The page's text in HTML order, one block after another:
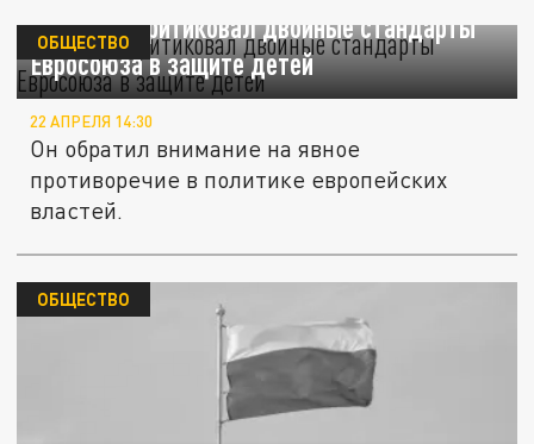
Дуров раскритиковал двойные стандарты
Евросоюза в защите детей
ОБЩЕСТВО
22 АПРЕЛЯ 14:30
Он обратил внимание на явное
противоречие в политике европейских
властей.
ОБЩЕСТВО